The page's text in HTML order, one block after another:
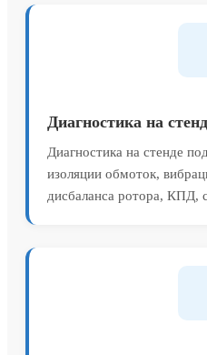
Диагностика на
Диагностика на стенде
изоляции обмоток,
дисбаланса ротора, КПД,